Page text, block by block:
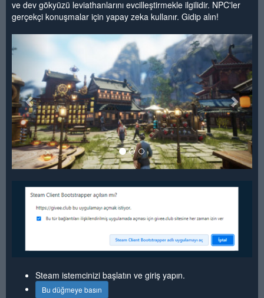
ve dev gökyüzü leviathanlarını evcilleştirmekle ilgilidir. NPC'ler
gerçekçi konuşmalar için yapay zeka kullanır. Gidip alın!
>
Steam istemcinizi başlatın ve giriş yapın.
Bu düğmeye basın